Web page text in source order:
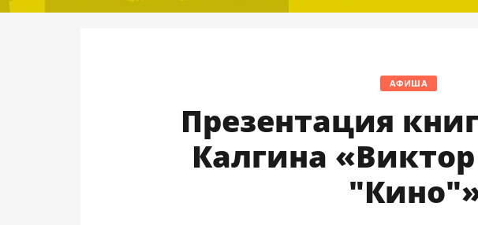
АФИША
Презентация
Калгина